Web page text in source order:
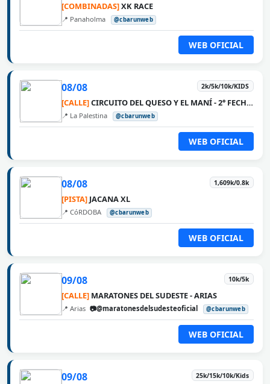
[COMBINADAS]XK RACE
📍 Panaholma @cbarunweb
WEB OFICIAL
08/08 2k/5k/10k/KIDS
[CALLE]CIRCUITO DEL QUESO Y EL MANÍ - 2° FECHA LA PALESTINA
📍 La Palestina @cbarunweb
WEB OFICIAL
08/08 1,609k/0.8k
[PISTA] JACANA XL
📍 CóRDOBA @cbarunweb
WEB OFICIAL
09/08 10k/5k
[CALLE] MARATONES DEL SUDESTE - ARIAS
📍 Arias 📷@maratonesdelsudesteoficial @cbarunweb
WEB OFICIAL
09/08 25k/15k/10k/Kids